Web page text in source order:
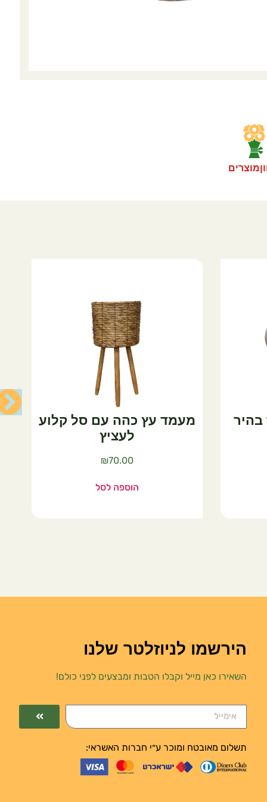
הוספה
סל קלוע
כלי אבן מעוצב שובל צדפים
70.00
הירשמו לניוזלטר שלנו
השאירו כאן מייל וקבלו הטבות ומבצעים לפני כולם!
תשלום מאובטח ומוכר ע״י חברות האשראי: